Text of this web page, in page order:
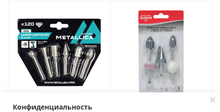
Конфиденциальность